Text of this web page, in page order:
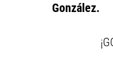
González.